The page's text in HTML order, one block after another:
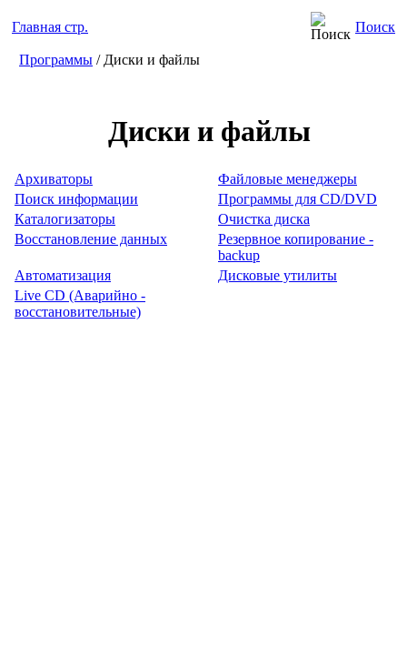
Главная стр. Поиск
Программы / Диски и файлы
Диски и файлы
Архиваторы
Файловые менеджеры
Поиск информации
Программы для CD/DVD
Каталогизаторы
Очистка диска
Восстановление данных
Резервное копирование -
backup
Автоматизация
Дисковые утилиты
Live CD (Аварийно -
восстановительные)